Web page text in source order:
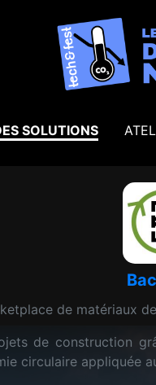
SOLUTIONS
de matériaux
de construction
circulaire appliquée